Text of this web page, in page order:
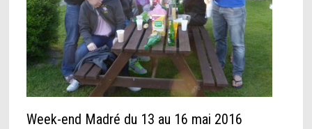
Week-end Madré du 13 au 16 mai 2016